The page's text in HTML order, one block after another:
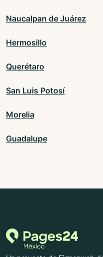
Naucalpan de Juárez
Hermosillo
Querétaro
San Luis Potosí
Morelia
Guadalupe